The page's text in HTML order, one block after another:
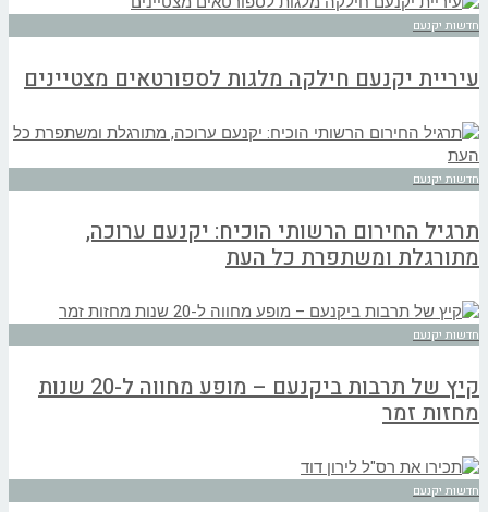
חדשות יקנעם
עיריית יקנעם חילקה מלגות לספורטאים מצטיינים
חדשות יקנעם
תרגיל החירום הרשותי הוכיח: יקנעם ערוכה,
מתורגלת ומשתפרת כל העת
חדשות יקנעם
קיץ של תרבות ביקנעם – מופע מחווה ל-20 שנות
מחזות זמר
חדשות יקנעם